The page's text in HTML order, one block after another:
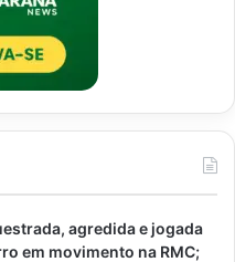
agredida e jogada
em movimento na RMC;